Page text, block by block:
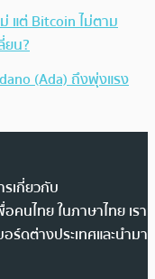
แต่ Bitcoin ไม่ตาม
ยน?
(Ada) ถึงพุ่งแรง
เกี่ยวกับ
คนไทย ในภาษาไทย เรา
ร์ดต่างประเทศและนำมา